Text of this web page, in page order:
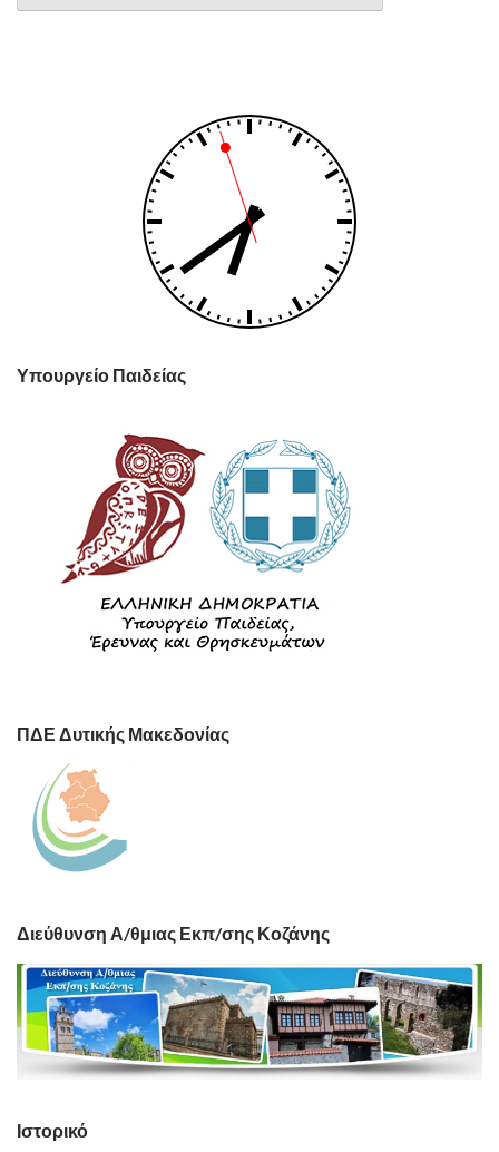
Υπουργείο Παιδείας
ΠΔΕ Δυτικής Μακεδονίας
Διεύθυνση Α/θμιας Εκπ/σης Κοζάνης
Ιστορικό